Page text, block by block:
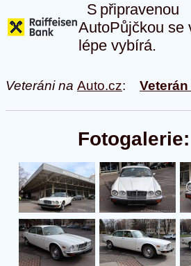
S připravenou
AutoPůjčkou se
lépe vybírá.
Veteráni na Auto.cz:
Fotogalerie: